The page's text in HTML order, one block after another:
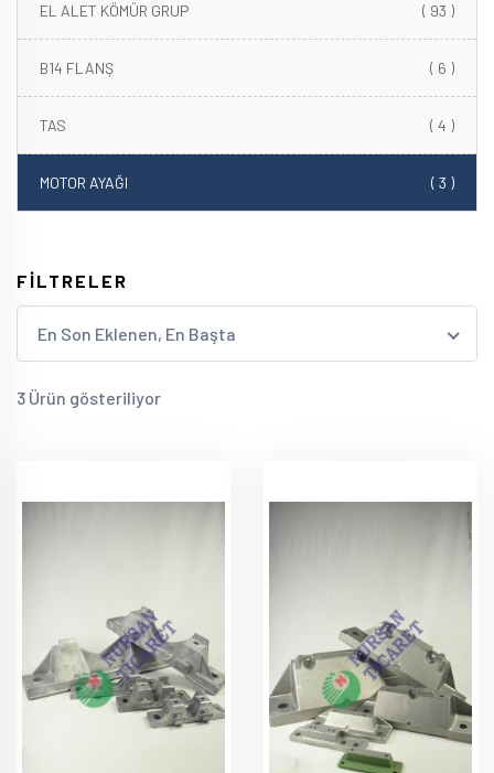
EL ALET KÖMÜR GRUP ( 93 )
B14 FLANŞ ( 6 )
TAS ( 4 )
MOTOR AYAĞI ( 3 )
FİLTRELER
En Son Eklenen, En Başta
3 Ürün gösteriliyor